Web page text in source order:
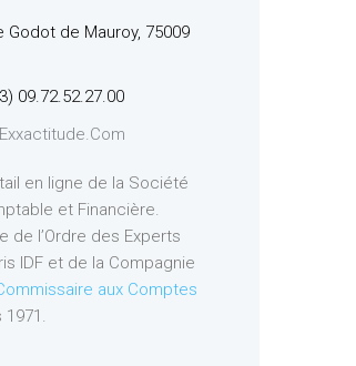
Godot de Mauroy, 75009
09.72.52.27.00
en ligne de la Société
et Financière.
de l’Ordre des Experts
IDF et de la Compagnie
aux Comptes
1971.